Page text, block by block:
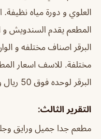
العلوي و دورة مياه
المطعم يقدم السندويش و
البرقر اصناف مختلفه و
مختلفة. للاسف اسعار
البرقر لوحده فوق 50 ريال و تصل لل 70 ريال
التقرير الثالث:
مطعم جدا جميل ورايق